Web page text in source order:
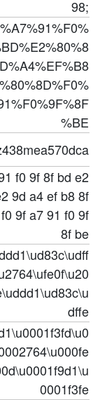
98;
%BE
f0 9f 8f bd e2
9d a4 ef b8 8f
9f a7 91 f0 9f
8f be
dffe
0001f3fe